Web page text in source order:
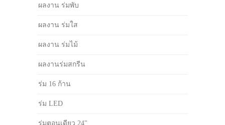
ผลงาน ร่มพับ
ผลงาน ร่มใส
ผลงาน ร่มไม้
ผลงานร่มสกรีน
ร่ม 16 ก้าน
ร่ม LED
ร่มตอนเดียว 24"